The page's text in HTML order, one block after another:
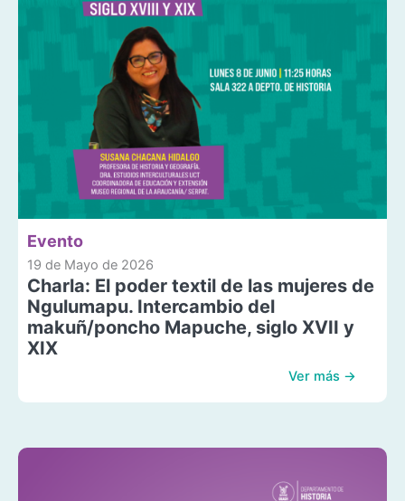
Evento
19 de Mayo de 2026
Charla: El poder textil de las mujeres de
Ngulumapu. Intercambio del
makuñ/poncho Mapuche, siglo XVII y
XIX
Ver más →